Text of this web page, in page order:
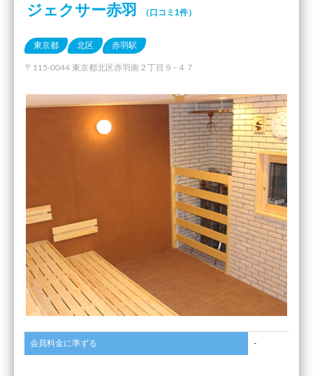
ジェクサー赤羽 （口コミ1件）
東京都 北区 赤羽駅
〒115-0044 東京都北区赤羽南２丁目９−４７
会員料金に準ずる -